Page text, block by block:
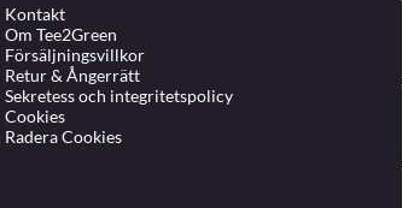
Kontakt
Om Tee2Green
Försäljningsvillkor
Retur & Ångerrätt
Sekretess och integritetspolicy
Cookies
Radera Cookies